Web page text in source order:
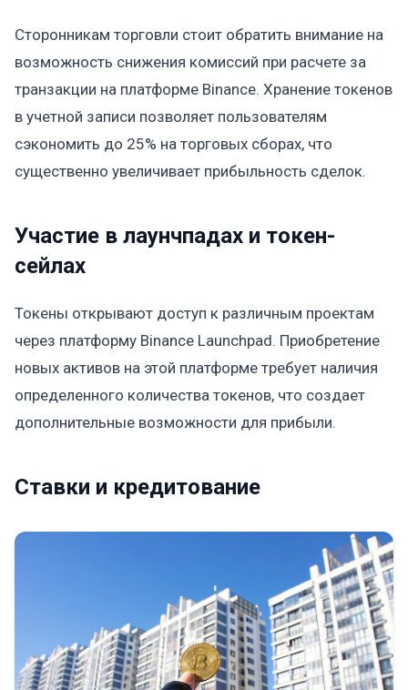
Сторонникам торговли стоит обратить внимание на
возможность снижения комиссий при расчете за
транзакции на платформе Binance. Хранение токенов
в учетной записи позволяет пользователям
сэкономить до 25% на торговых сборах, что
существенно увеличивает прибыльность сделок.
Участие в лаунчпадах и токен-
сейлах
Токены открывают доступ к различным проектам
через платформу Binance Launchpad. Приобретение
новых активов на этой платформе требует наличия
определенного количества токенов, что создает
дополнительные возможности для прибыли.
Ставки и кредитование